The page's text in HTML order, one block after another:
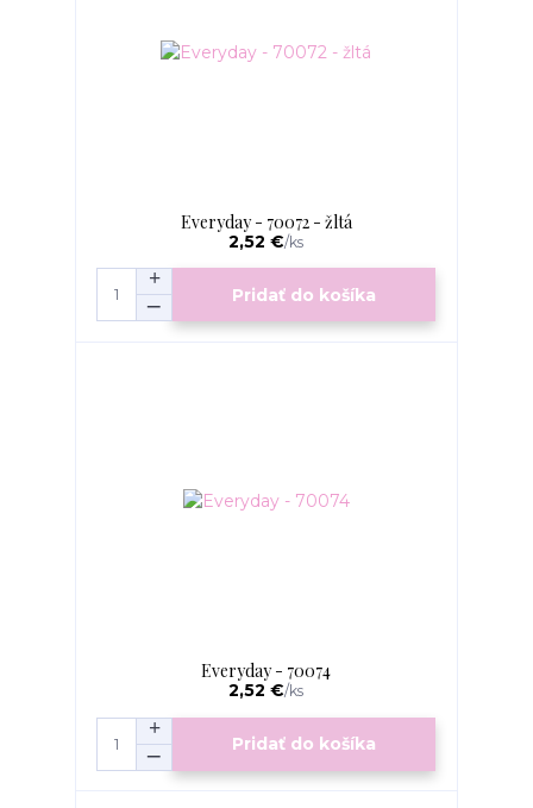
Everyday - 70072 - žltá
2,52 €/ks
Pridať do košíka
Everyday - 70074
2,52 €/ks
Pridať do košíka